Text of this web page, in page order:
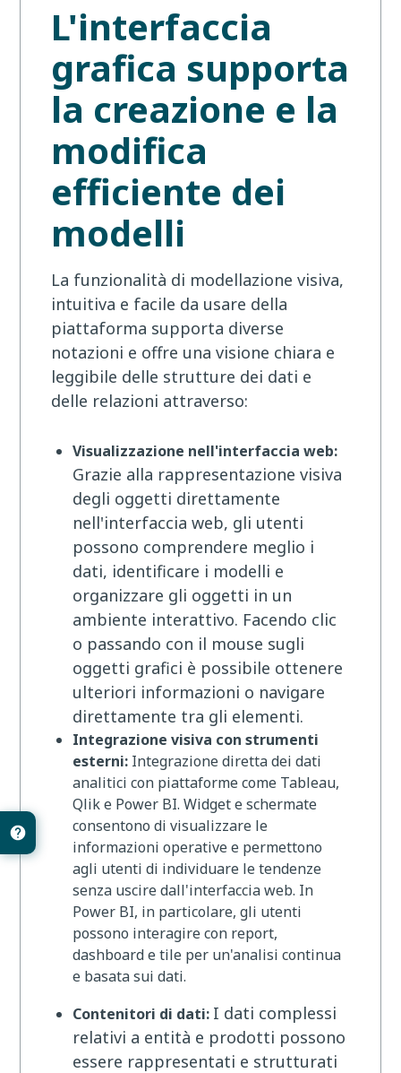
L'interfaccia
grafica supporta
la creazione e la
modifica
efficiente dei
modelli
La funzionalità di modellazione visiva,
intuitiva e facile da usare della
piattaforma supporta diverse
notazioni e offre una visione chiara e
leggibile delle strutture dei dati e
delle relazioni attraverso:
Visualizzazione nell'interfaccia web:
Grazie alla rappresentazione visiva
degli oggetti direttamente
nell'interfaccia web, gli utenti
possono comprendere meglio i
dati, identificare i modelli e
organizzare gli oggetti in un
ambiente interattivo. Facendo clic
o passando con il mouse sugli
oggetti grafici è possibile ottenere
ulteriori informazioni o navigare
direttamente tra gli elementi.
Integrazione visiva con strumenti
esterni: Integrazione diretta dei dati
analitici con piattaforme come Tableau,
Qlik e Power BI. Widget e schermate
consentono di visualizzare le
informazioni operative e permettono
agli utenti di individuare le tendenze
senza uscire dall'interfaccia web. In
Power BI, in particolare, gli utenti
possono interagire con report,
dashboard e tile per un'analisi continua
e basata sui dati.
Contenitori di dati: I dati complessi
relativi a entità e prodotti possono
essere rappresentati e strutturati